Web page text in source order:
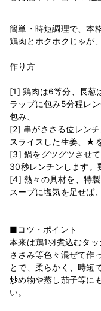
簡単・時短調理で、本
鶏肉とホクホクじゃが
作り方
[1] 鶏肉は6等分、長葱
ラップに包み5分程レ
包み、
[2] 串がささる位レン
スライスした生姜、★
[3] 鍋をグツグツさせ
30秒レンチンします
[4] 熱々の具材を、特
スープに塩気を足せば
■コツ・ポイント
本来は鶏1羽煮込むタ
ささみ等色々混ぜて作
とで、柔らかく、時短
炒め物や蒸し茄子等に
い。